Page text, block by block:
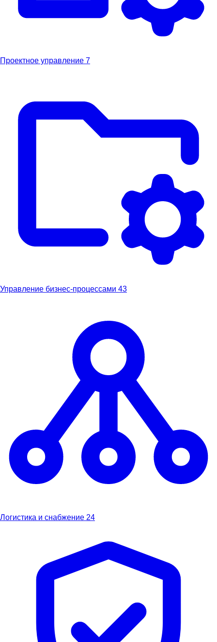
Проектное управление 7
Управление бизнес-процессами 43
Логистика и снабжение 24